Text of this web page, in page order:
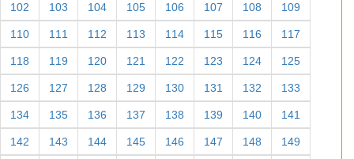
102 103 104 105 106 107 108 109
110 111 112 113 114 115 116 117
118 119 120 121 122 123 124 125
126 127 128 129 130 131 132 133
134 135 136 137 138 139 140 141
142 143 144 145 146 147 148 149